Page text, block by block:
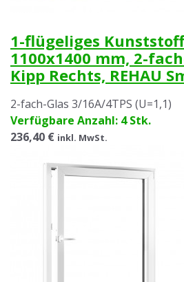
1-flügeliges
1100x1400 mm, 2-
Kipp Rechts, REHAU
2-fach-Glas 3/16A/4TPS (U=1,1)
Verfügbare Anzahl: 4 Stk.
236,40 € inkl. MwSt.